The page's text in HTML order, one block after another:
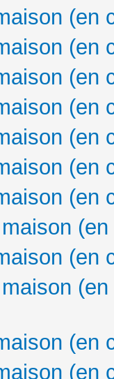
(en
(en
(en
(en
(en
(en
(en
(en
(en
(en